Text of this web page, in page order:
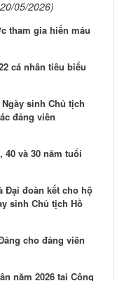
05/2026)
tham gia hiến máu
cá nhân tiêu biểu
sinh Chủ tịch
đảng viên
40 và 30 năm tuổi
Đại đoàn kết cho hộ
sinh Chủ tịch Hồ
cho đảng viên
năm 2026 tại Công